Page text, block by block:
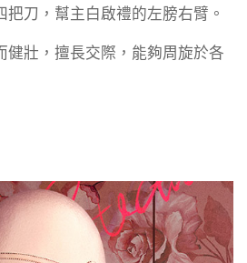
刀，幫主白啟禮的左膀右臂。
健壯，擅長交際，能夠周旋於各